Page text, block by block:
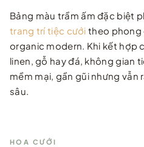
Bảng màu trầm ấm đặc biệt
trang trí tiệc cưới theo phong
organic modern. Khi kết hợp
linen, gỗ hay đá, không gian
mềm mại, gần gũi nhưng
sâu.
HOA CƯỚI